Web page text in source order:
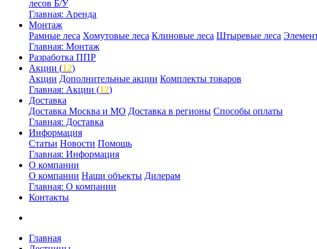
лесов Б/У
Главная: Аренда
Монтаж
Рамные леса Хомутовые леса Клиновые леса Штыревые леса
Главная: Монтаж
Разработка ППР
Акции (12)
Акции Дополнительные акции Комплекты товаров
Главная: Акции (12)
Доставка
Доставка Москва и МО Доставка в регионы Способы оплаты
Главная: Доставка
Информация
Статьи Новости Помощь
Главная: Информация
О компании
О компании Наши объекты Дилерам
Главная: О компании
Контакты
Главная